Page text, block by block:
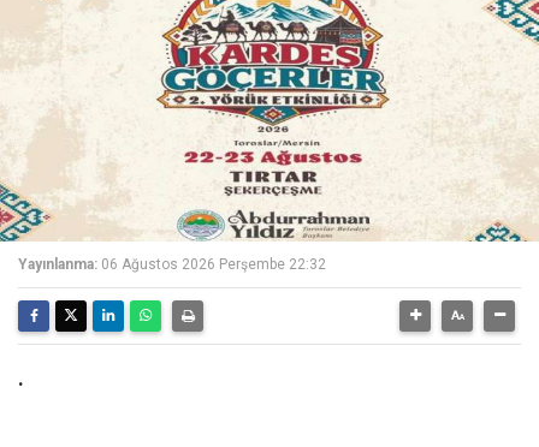
Yayınlanma: 06 Ağustos 2026 Perşembe 22:32
.